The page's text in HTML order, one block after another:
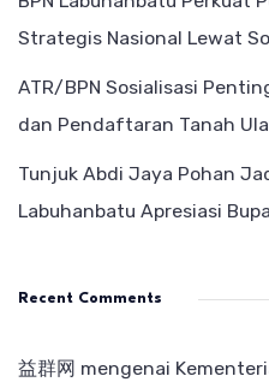
Strategis Nasional Lewat
ATR/BPN Sosialisasi
dan Pendaftaran Tanah
Tunjuk Abdi Jaya Pohan
Labuhanbatu Apresiasi
Recent Comments
益群网 mengenai